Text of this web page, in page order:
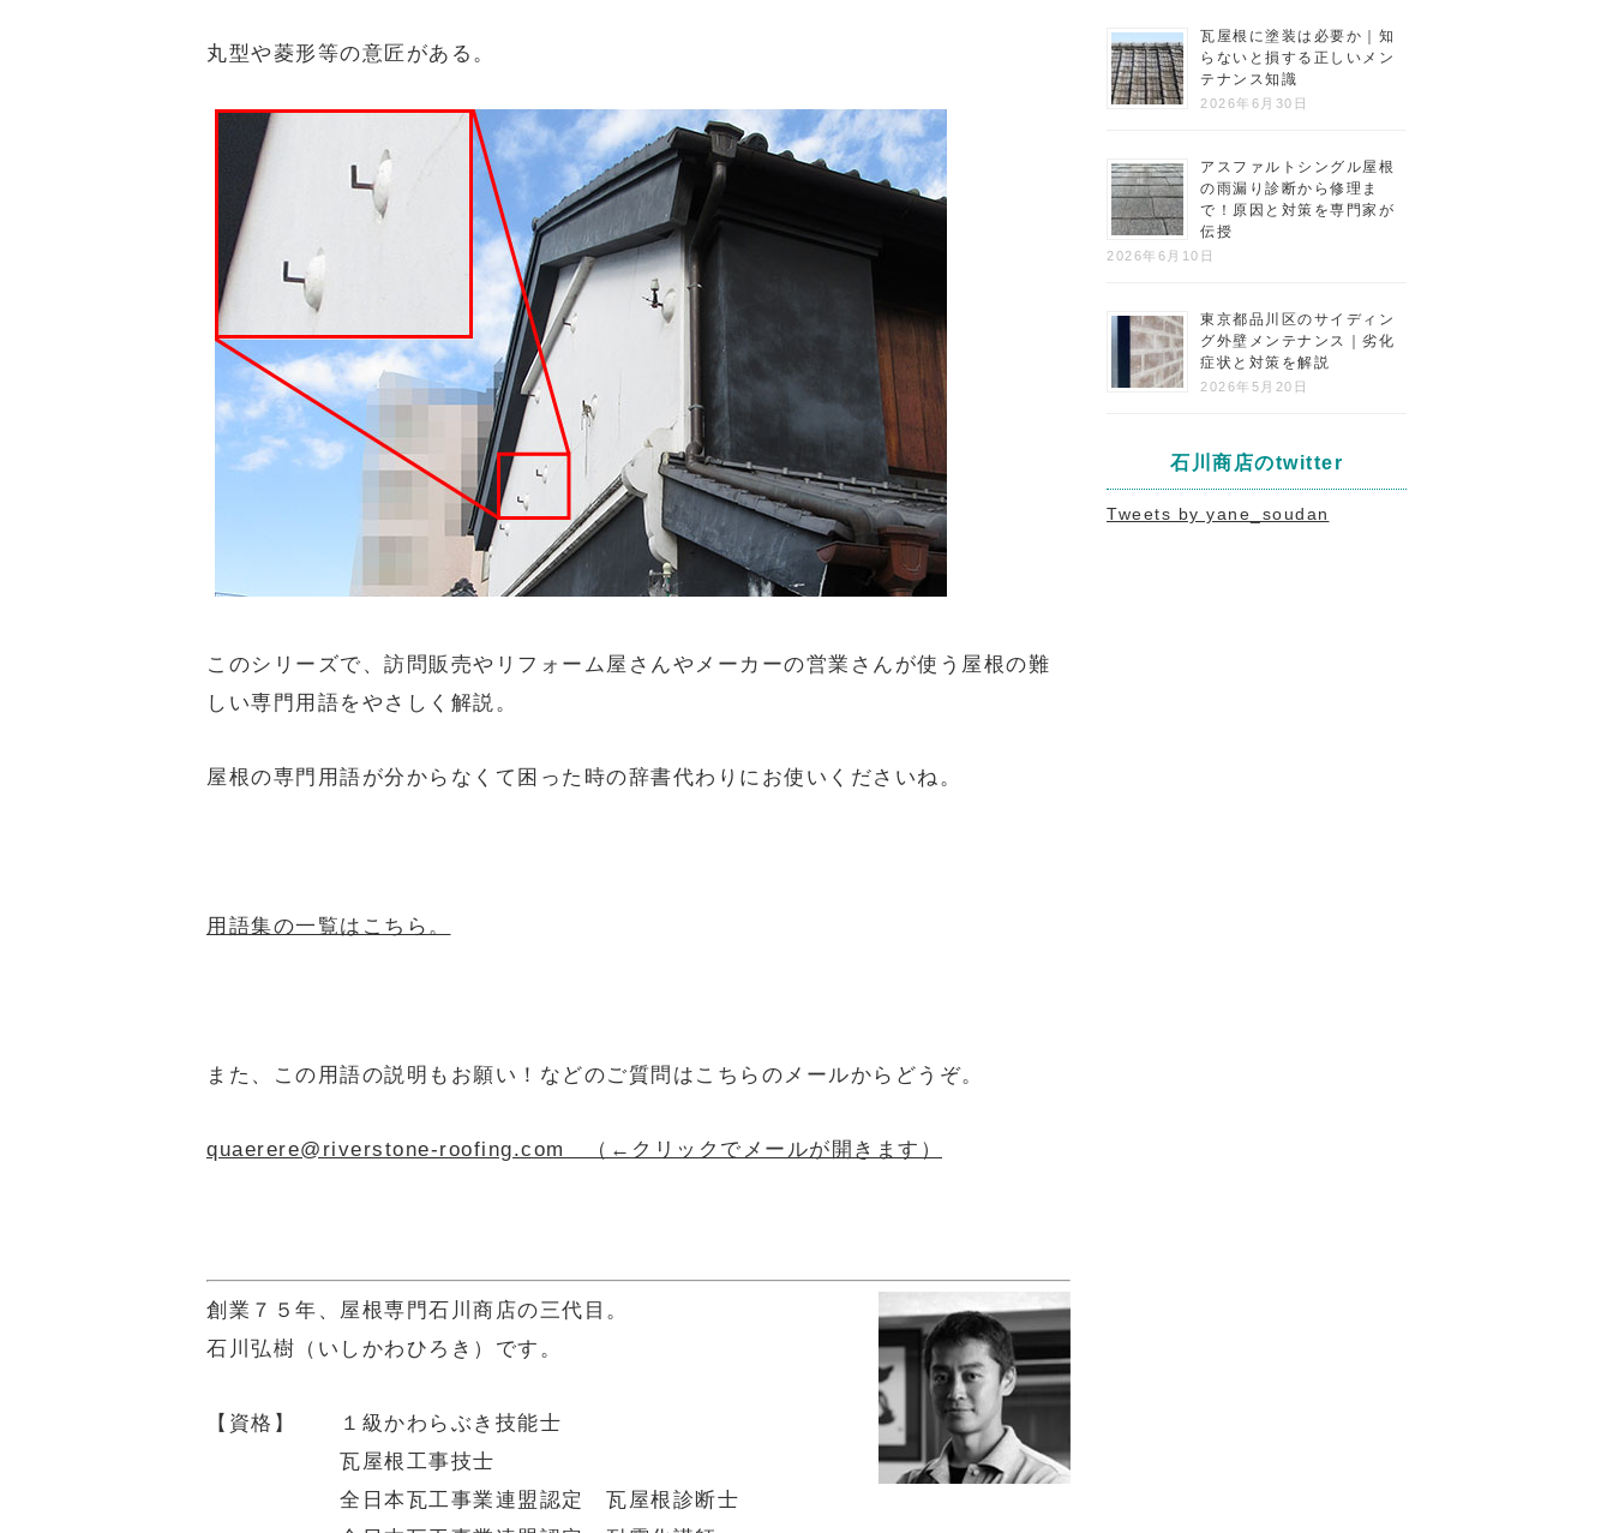
丸型や菱形等の意匠がある。
このシリーズで、訪問販売やリフォーム屋さんやメーカーの営業さんが使う屋根の難
しい専門用語をやさしく解説。
屋根の専門用語が分からなくて困った時の辞書代わりにお使いくださいね。
用語集の一覧はこちら。
また、この用語の説明もお願い！などのご質問はこちらのメールからどうぞ。
quaerere@riverstone-roofing.com （←クリックでメールが開きます）
創業７５年、屋根専門石川商店の三代目。
石川弘樹（いしかわひろき）です。
【資格】 １級かわらぶき技能士
瓦屋根工事技士
全日本瓦工事業連盟認定 瓦屋根診断士
瓦屋根に塗装は必要か｜知
らないと損する正しいメン
テナンス知識
2026年6月30日
アスファルトシングル屋根
の雨漏り診断から修理ま
で！原因と対策を専門家が
伝授
2026年6月10日
東京都品川区のサイディン
グ外壁メンテナンス｜劣化
症状と対策を解説
2026年5月20日
石川商店のtwitter
Tweets by yane_soudan